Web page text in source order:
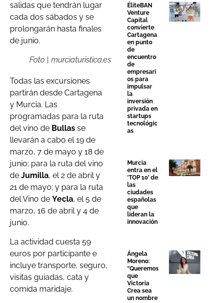
salidas que tendrán lugar
cada dos sábados y se
prolongarán hasta finales
de junio.
Foto | murciaturistica.es
Todas las excursiones
partirán desde Cartagena
y Murcia. Las
programadas para la ruta
del vino de Bullas se
llevarán a cabo el 19 de
marzo, 7 de mayo y 18 de
junio; para la ruta del vino
de Jumilla, el 2 de abril y
21 de mayo; y para la ruta
del Vino de Yecla, el 5 de
marzo, 16 de abril y 4 de
junio.
La actividad cuesta 59
euros por participante e
incluye transporte, seguro,
visitas guiadas, cata y
comida maridaje.
ÉliteBAN
Venture
Capital
convierte
Cartagena
en punto
de
encuentro
de
empresari
os para
impulsar
la
inversión
privada en
startups
tecnológic
as
Murcia
entra en el
‘TOP 10’ de
las
ciudades
españolas
que
lideran la
innovación
Ángela
Moreno:
“Queremos
que
Victoria
Crea sea
un nombre